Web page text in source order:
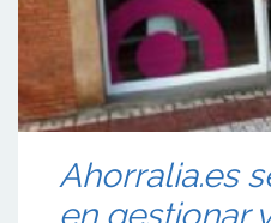
Ahorralia.es